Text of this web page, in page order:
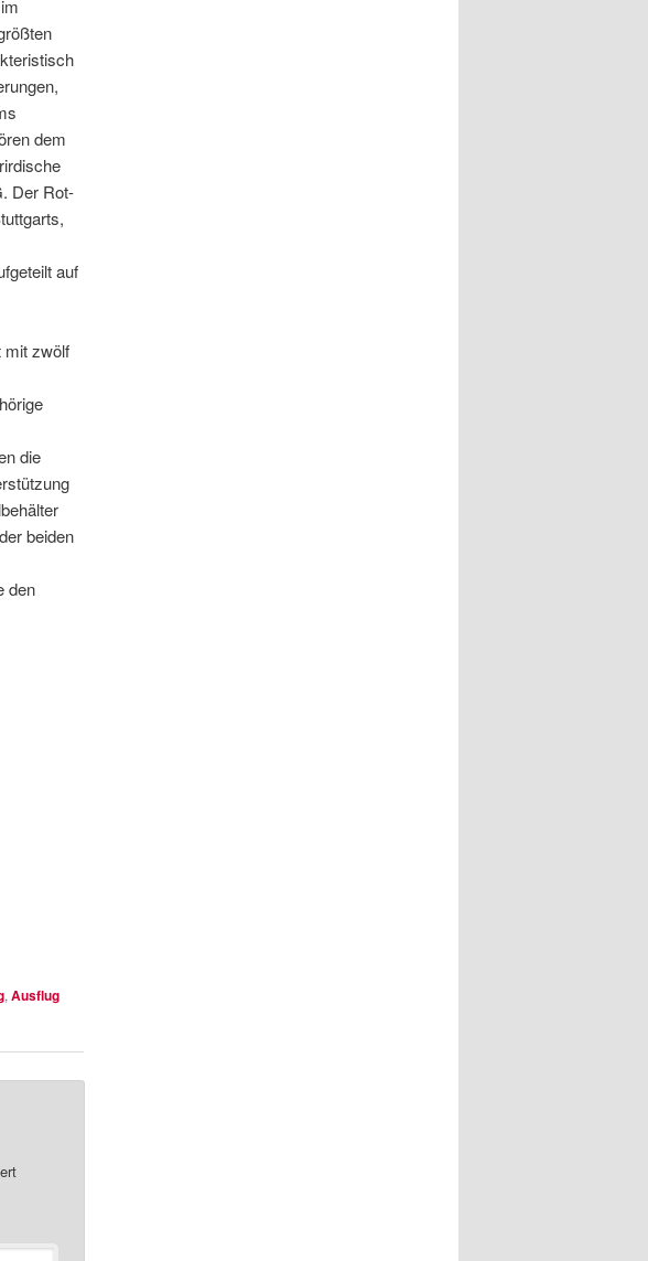
dem
Der Rot-
auf
mit zwölf
die
beiden
den
, Ausflug